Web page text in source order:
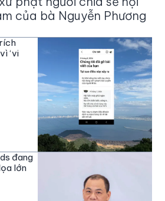
của bà Nguyễn Phương
‘vi
đang
lớn